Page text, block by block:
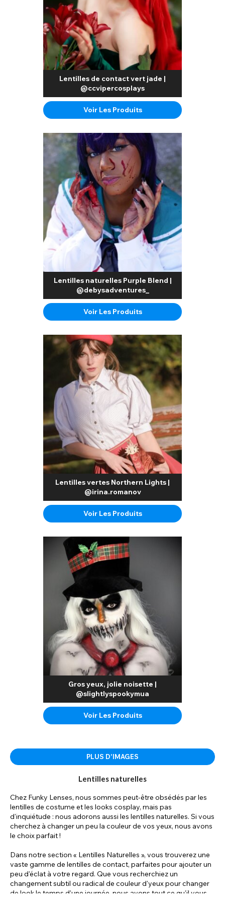
Lentilles de contact vert jade |
@ccvipercosplays
Voir Les Produits
Lentilles naturelles Purple Blend |
@debysadventures_
Voir Les Produits
Lentilles vertes Northern Lights |
@irina.romanov
Voir Les Produits
Gros yeux, jolie noisette |
@slightlyspookymua
Voir Les Produits
PLUS D'IMAGES
Lentilles naturelles
Chez Funky Lenses, nous sommes peut-être obsédés par les
lentilles de costume et les looks cosplay, mais pas
d'inquiétude : nous adorons aussi les lentilles naturelles. Si vous
cherchez à changer un peu la couleur de vos yeux, nous avons
le choix parfait !
Dans notre section « Lentilles Naturelles », vous trouverez une
vaste gamme de lentilles de contact, parfaites pour ajouter un
peu d'éclat à votre regard. Que vous recherchiez un
changement subtil ou radical de couleur d'yeux pour changer
de look le temps d'une journée, nous avons tout ce qu'il vous